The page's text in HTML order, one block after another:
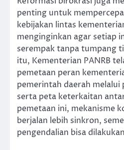
penting untuk
kebijakan lintas
menginginkan agar setiap
serempak tanpa tumpang
itu, Kementerian PANRB
pemetaan peran
pemerintah daerah melalui
serta peta keterkaitan
pemetaan ini, mekanisme
berjalan lebih sinkron,
pengendalian bisa